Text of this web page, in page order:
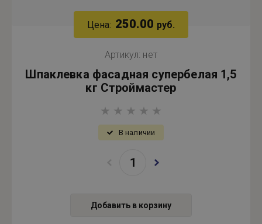
Цена: 250.00 руб.
Артикул: нет
Шпаклевка фасадная супербелая 1,5
кг Строймастер
В наличии
Добавить в корзину